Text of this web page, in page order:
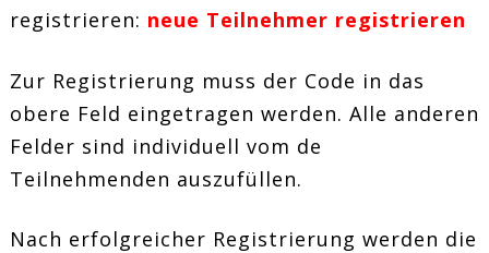
registrieren: neue Teilnehmer registrieren
Zur Registrierung muss der Code in das
obere Feld eingetragen werden. Alle anderen
Felder sind individuell vom de
Teilnehmenden auszufüllen.
Nach erfolgreicher Registrierung werden die